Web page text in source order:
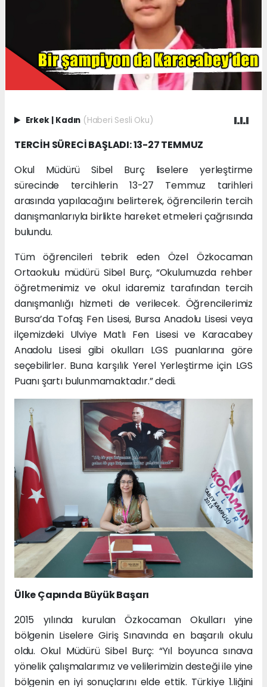
Erkek | Kadın (Haberi Sesli Oku)
TERCİH SÜRECİ BAŞLADI: 13-27 TEMMUZ
Okul Müdürü Sibel Burç liselere yerleştirme
sürecinde tercihlerin 13-27 Temmuz tarihleri
arasında yapılacağını belirterek, öğrencilerin tercih
danışmanlarıyla birlikte hareket etmeleri çağrısında
bulundu.
Tüm öğrencileri tebrik eden Özel Özkocaman
Ortaokulu müdürü Sibel Burç, “Okulumuzda rehber
öğretmenimiz ve okul idaremiz tarafından tercih
danışmanlığı hizmeti de verilecek. Öğrencilerimiz
Bursa’da Tofaş Fen Lisesi, Bursa Anadolu Lisesi veya
ilçemizdeki Ulviye Matlı Fen Lisesi ve Karacabey
Anadolu Lisesi gibi okulları LGS puanlarına göre
seçebilirler. Buna karşılık Yerel Yerleştirme için LGS
Puanı şartı bulunmamaktadır.” dedi.
Ülke Çapında Büyük Başarı
2015 yılında kurulan Özkocaman Okulları yine
bölgenin Liselere Giriş Sınavında en başarılı okulu
oldu. Okul Müdürü Sibel Burç: “Yıl boyunca sınava
yönelik çalışmalarımız ve velilerimizin desteği ile yine
bölgenin en iyi sonuçlarını elde ettik. Türkiye 1.liğini